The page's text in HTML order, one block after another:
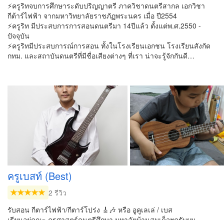
⚡️ครูริทจบการศึกษาระดับปริญญาตรี ภาควิชาดนตรีสากล เอกวิชา
กีต้าร์ไฟฟ้า จากมหาวิทยาลัยราชภัฏพระนคร เมื่อ ปี2554
⚡️ครูริท มีประสบการการสอนดนตรีมา 14ปีแล้ว ตั้งแต่พ.ศ.2550 -
ปัจจุบัน
⚡️ครูริทมีประสบการณ์การสอน ทั้งในโรงเรียนเอกชน โรงเรียนสังกัด
กทม. และสถาบันดนตรีที่มีชื่อเสียงต่างๆ ที่เรา น่าจะรู้จักกันดี…
ครูเบสท์ (Best)
2 รีวิว
รับสอน กีตาร์ไฟฟ้า/กีตาร์โปร่ง 🎸🎶 หรือ อูคูเลเล่ / เบส